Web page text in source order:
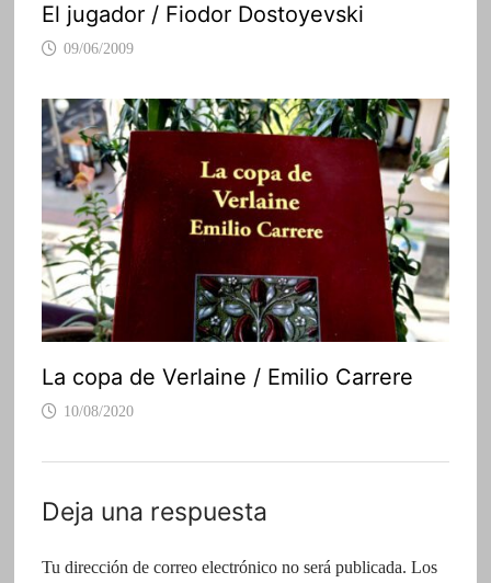
El jugador / Fiodor Dostoyevski
09/06/2009
La copa de Verlaine / Emilio Carrere
10/08/2020
Deja una respuesta
Tu dirección de correo electrónico no será publicada. Los